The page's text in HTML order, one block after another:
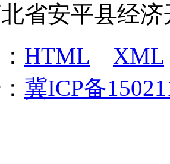
省安平县经济
HTML
XML
冀ICP备